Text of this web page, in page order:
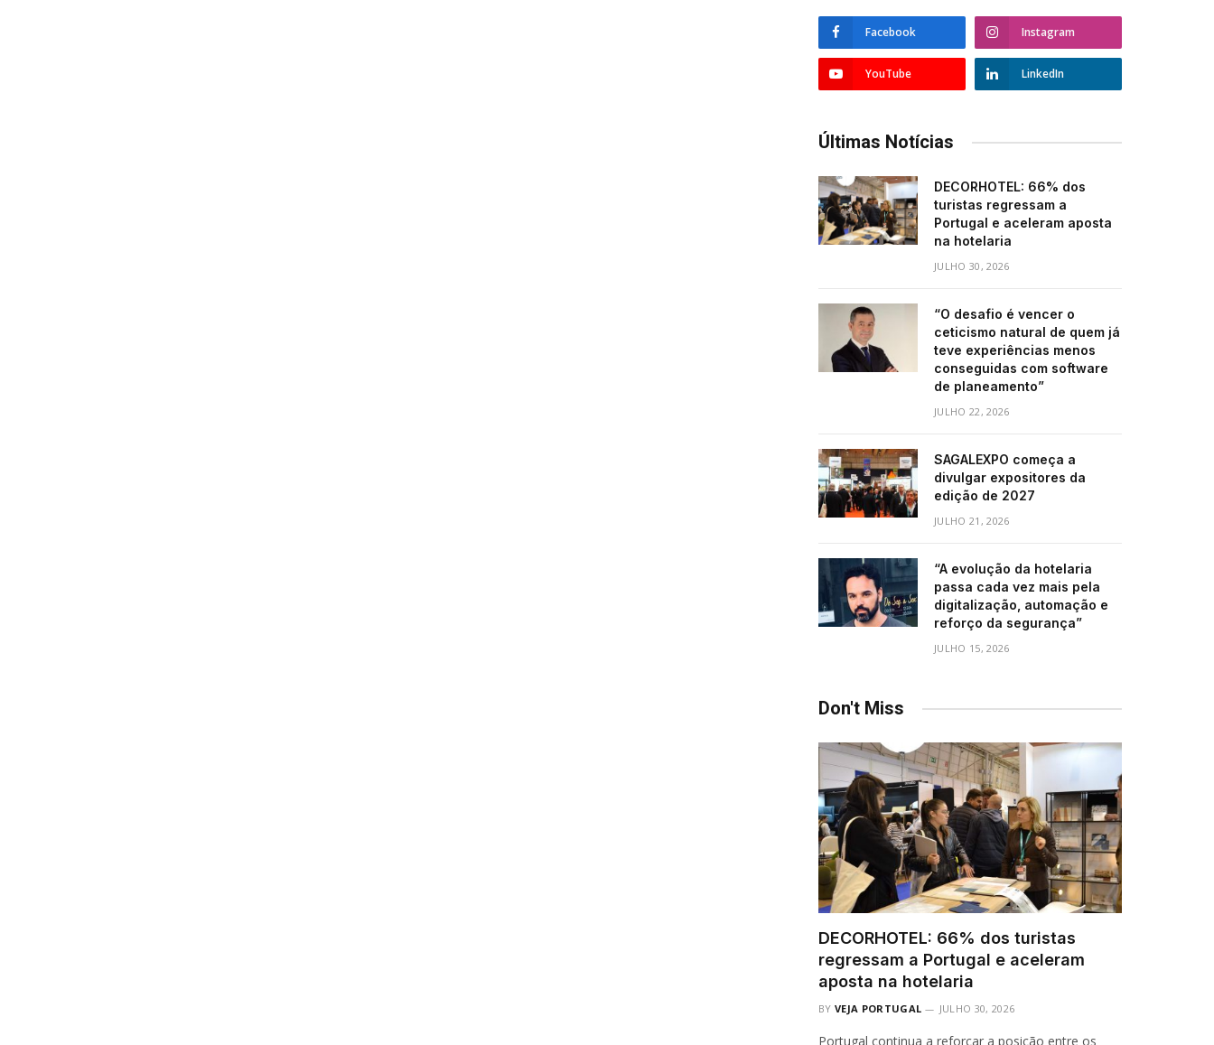
Facebook Instagram
YouTube LinkedIn
Últimas Notícias
DECORHOTEL: 66% dos
turistas regressam a
Portugal e aceleram aposta
na hotelaria
JULHO 30, 2026
“O desafio é vencer o
ceticismo natural de quem já
teve experiências menos
conseguidas com software
de planeamento”
JULHO 22, 2026
SAGALEXPO começa a
divulgar expositores da
edição de 2027
JULHO 21, 2026
“A evolução da hotelaria
passa cada vez mais pela
digitalização, automação e
reforço da segurança”
JULHO 15, 2026
Don't Miss
DECORHOTEL: 66% dos turistas
regressam a Portugal e aceleram
aposta na hotelaria
BY VEJA PORTUGAL JULHO 30, 2026
Portugal continua a reforçar a posição entre os